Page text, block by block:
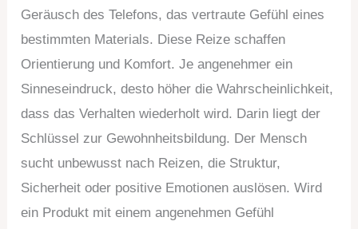
Geräusch des Telefons, das vertraute Gefühl eines
bestimmten Materials. Diese Reize schaffen
Orientierung und Komfort. Je angenehmer ein
Sinneseindruck, desto höher die Wahrscheinlichkeit,
dass das Verhalten wiederholt wird. Darin liegt der
Schlüssel zur Gewohnheitsbildung. Der Mensch
sucht unbewusst nach Reizen, die Struktur,
Sicherheit oder positive Emotionen auslösen. Wird
ein Produkt mit einem angenehmen Gefühl